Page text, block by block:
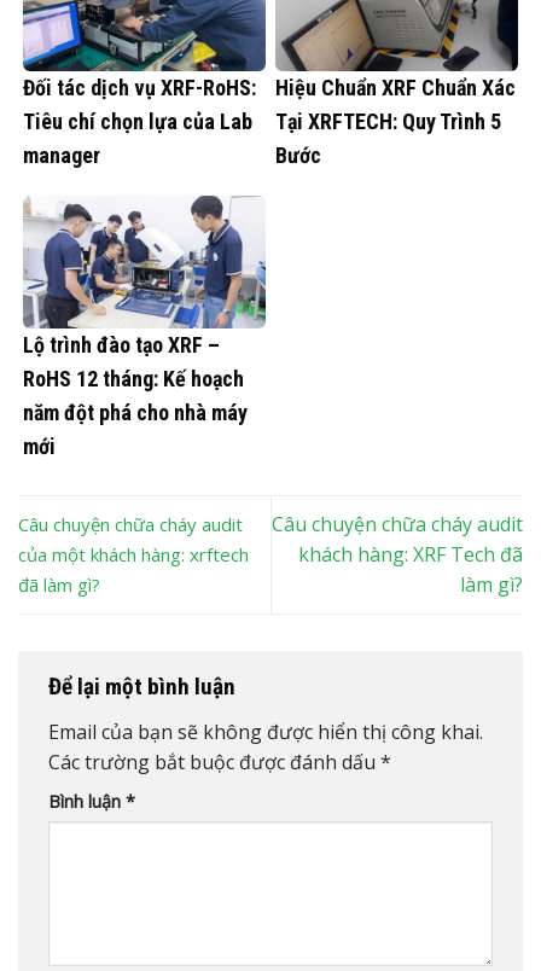
Đối tác dịch vụ XRF-RoHS:
Tiêu chí chọn lựa của Lab
manager
Hiệu Chuẩn XRF Chuẩn Xác
Tại XRFTECH: Quy Trình 5
Bước
Lộ trình đào tạo XRF –
RoHS 12 tháng: Kế hoạch
năm đột phá cho nhà máy
mới
Câu chuyện chữa cháy audit
của một khách hàng: xrftech
đã làm gì?
Câu chuyện chữa cháy audit
khách hàng: XRF Tech đã
làm gì?
Để lại một bình luận
Email của bạn sẽ không được hiển thị công khai.
Các trường bắt buộc được đánh dấu *
Bình luận *